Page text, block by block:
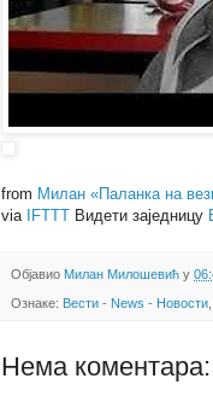
from Милан «Паланка на
via IFTTT Видети заједницу
Објавио Милан Милошевић у
Ознаке: Вести - News - Новости
Нема коментара: